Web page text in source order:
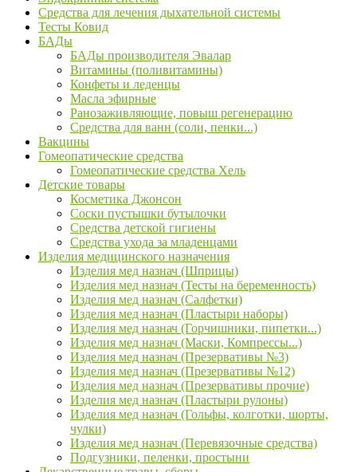
Средства для лечения дыхательной системы
Тесты Ковид
БАДы
БАДы производителя Эвалар
Витамины (поливитамины)
Конфеты и леденцы
Масла эфирные
Ранозаживляющие, повыш регенерацию
Средства для ванн (соли, пенки...)
Вакцины
Гомеопатические средства
Гомеопатические средства Хель
Детские товары
Косметика Джонсон
Соски пустышки бутылочки
Средства детской гигиены
Средства ухода за младенцами
Изделия медицинского назначения
Изделия мед назнач (Шприцы)
Изделия мед назнач (Тесты на беременность)
Изделия мед назнач (Салфетки)
Изделия мед назнач (Пластыри наборы)
Изделия мед назнач (Горчишники, пипетки...)
Изделия мед назнач (Маски, Компрессы...)
Изделия мед назнач (Презервативы №3)
Изделия мед назнач (Презервативы №12)
Изделия мед назнач (Презервативы прочие)
Изделия мед назнач (Пластыри рулоны)
Изделия мед назнач (Гольфы, колготки, шорты,
чулки)
Изделия мед назнач (Перевязочные средства)
Подгузники, пеленки, простыни